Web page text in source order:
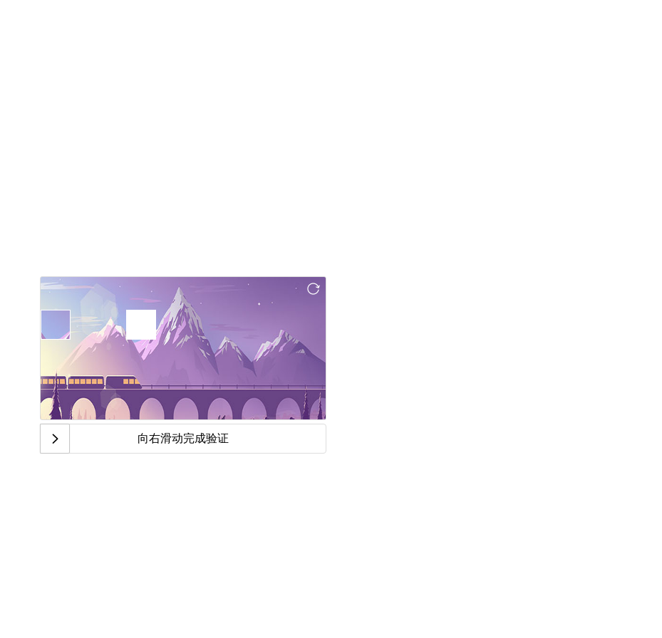
向右滑动完成验证